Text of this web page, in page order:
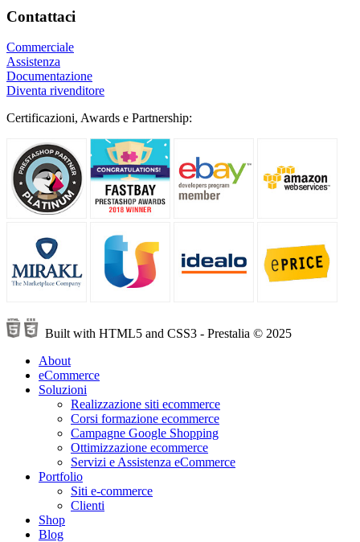
Contattaci
Commerciale
Assistenza
Documentazione
Diventa rivenditore
Certificazioni, Awards e Partnership:
Built with HTML5 and CSS3 - Prestalia © 2025
About
eCommerce
Soluzioni
Realizzazione siti ecommerce
Corsi formazione ecommerce
Campagne Google Shopping
Ottimizzazione ecommerce
Servizi e Assistenza eCommerce
Portfolio
Siti e-commerce
Clienti
Shop
Blog